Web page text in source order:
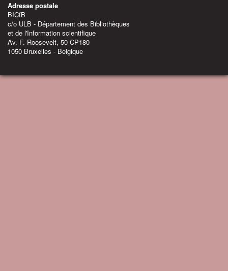
Adresse postale
BICfB
c/o ULB - Département des Bibliothèques
et de l'Information scientifique
Av. F. Roosevelt, 50 CP180
1050 Bruxelles - Belgique